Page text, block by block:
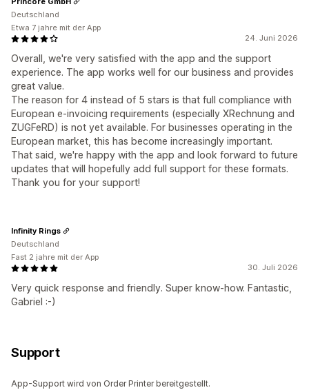
24. Juni 2026
Overall, we're very satisfied with the app and the support
experience. The app works well for our business and provides
great value.
The reason for 4 instead of 5 stars is that full compliance with
European e-invoicing requirements (especially XRechnung and
ZUGFeRD) is not yet available. For businesses operating in the
European market, this has become increasingly important.
That said, we're happy with the app and look forward to future
updates that will hopefully add full support for these formats.
Thank you for your support!
Deutschland
Etwa 7 jahre mit der App
30. Juli 2026
Very quick response and friendly. Super know-how. Fantastic,
Gabriel :-)
Infinity Rings
Deutschland
Fast 2 jahre mit der App
Support
App-Support wird von Order Printer bereitgestellt.